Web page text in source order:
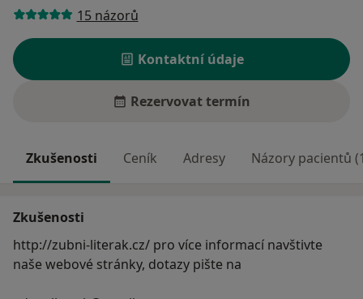
15 názorů
Kontaktní údaje
Rezervovat termín
Zkušenosti Ceník Adresy Názory pacientů
Zkušenosti
http://zubni-literak.cz/ pro více informací navštivte
naše webové stránky, dotazy pište na